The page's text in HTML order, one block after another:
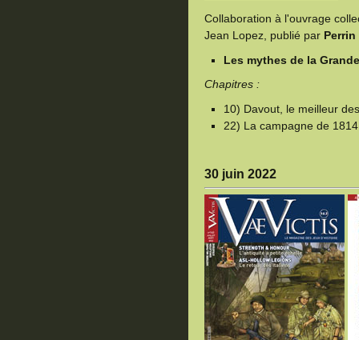
Collaboration à l'ouvrage
Jean Lopez, publié par Perrin
Les mythes de la
Chapitres :
10) Davout, le meilleur
22) La campagne de
30 juin 2022